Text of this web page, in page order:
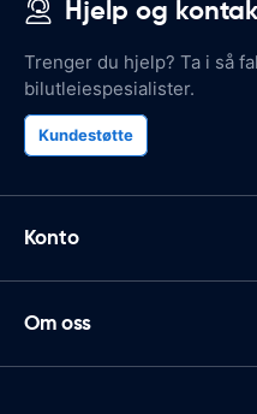
Hjelp og
Trenger du hjelp? Ta i så
bilutleiespesialister.
Kundestøtte
Konto
Om oss